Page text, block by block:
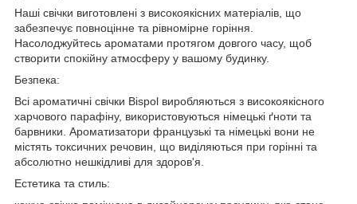
Наші свічки виготовлені з високоякісних матеріалів, що
забезпечує повноцінне та рівномірне горіння.
Насолоджуйтесь ароматами протягом довгого часу, щоб
створити спокійну атмосферу у вашому будинку.
Безпека:
Всі ароматичні свічки Bispol виробляються з високоякісного
харчового парафіну, використовуються німецькі ґноти та
барвники. Ароматизатори французькі та німецькі вони не
містять токсичних речовин, що виділяються при горінні та
абсолютно нешкідливі для здоров'я.
Естетика та стиль: